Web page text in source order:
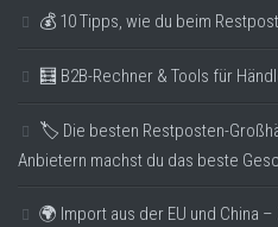
💰 10 Tipps, wie du beim
🧮 B2B-Rechner & Tools für
🏷️ Die besten Restposten-
Anbietern machst du das beste
🌍 Import aus der EU und China